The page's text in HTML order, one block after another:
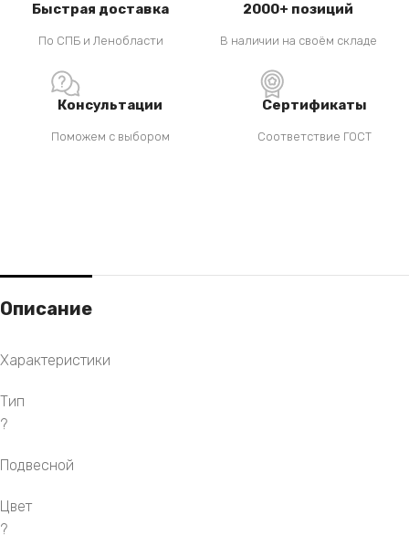
Быстрая доставка
По СПБ и Ленобласти
2000+ позиций
В наличии на своём складе
Консультации
Поможем с выбором
Сертификаты
Соответствие ГОСТ
Описание
Характеристики
Тип
?
Подвесной
Цвет
?